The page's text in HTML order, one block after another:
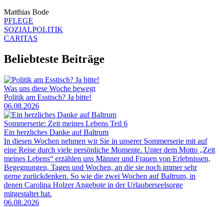
Matthias Bode
PFLEGE
SOZIALPOLITIK
CARITAS
Beliebteste Beiträge
Was uns diese Woche bewegt
Politik am Esstisch? Ja bitte!
06.08.2026
Sommerserie: Zeit meines Lebens Teil 6
Ein herzliches Danke auf Baltrum
In diesen Wochen nehmen wir Sie in unserer Sommerserie mit auf
eine Reise durch viele persönliche Momente. Unter dem Motto „Zeit
meines Lebens“ erzählen uns Männer und Frauen von Erlebnissen,
Begegnungen, Tagen und Wochen, an die sie noch immer sehr
gerne zurückdenken. So wie die zwei Wochen auf Baltrum, in
denen Carolina Holzer Angebote in der Urlauberseelsorge
mitgestaltet hat.
06.08.2026